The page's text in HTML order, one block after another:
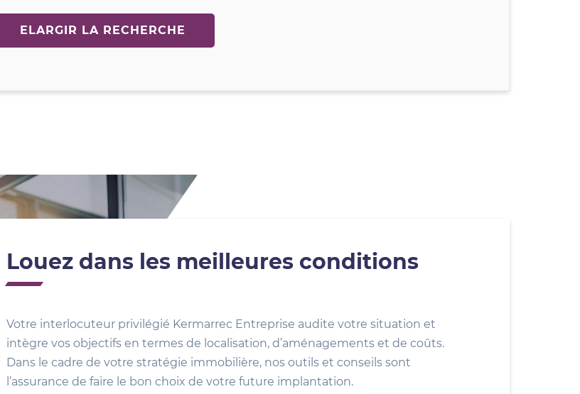
ELARGIR LA RECHERCHE
Louez dans les meilleures conditions
Votre interlocuteur privilégié Kermarrec Entreprise audite votre situation et
intègre vos objectifs en termes de localisation, d’aménagements et de coûts.
Dans le cadre de votre stratégie immobilière, nos outils et conseils sont
l’assurance de faire le bon choix de votre future implantation.